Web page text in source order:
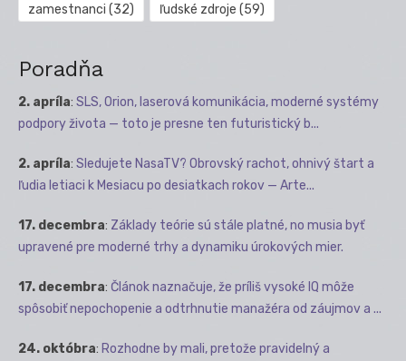
zamestnanci (32) ľudské zdroje (59)
Poradňa
2. apríla: SLS, Orion, laserová komunikácia, moderné systémy
podpory života — toto je presne ten futuristický b...
2. apríla: Sledujete NasaTV? Obrovský rachot, ohnivý štart a
ľudia letiaci k Mesiacu po desiatkach rokov — Arte...
17. decembra: Základy teórie sú stále platné, no musia byť
upravené pre moderné trhy a dynamiku úrokových mier.
17. decembra: Článok naznačuje, že príliš vysoké IQ môže
spôsobiť nepochopenie a odtrhnutie manažéra od záujmov a ...
24. októbra: Rozhodne by mali, pretože pravidelný a